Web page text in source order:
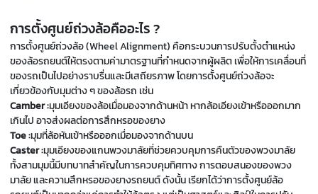
การตั้งศูนย์ถ่วงล้อคืออะไร ?
การตั้งศูนย์ถ่วงล้อ (Wheel Alignment) คือกระบวนการปรับตั้งตำแหน่ง
ของล้อรถยนต์ให้ตรงตามค่ามาตรฐานที่กำหนดจากผู้ผลิต เพื่อให้การเคลื่อนที่
ของรถเป็นไปอย่างราบรื่นและมีเสถียรภาพ โดยการตั้งศูนย์ถ่วงล้อจะ
เกี่ยวข้องกับมุมต่าง ๆ ของล้อรถ เช่น
Camber :มุมเอียงของล้อเมื่อมองจากด้านหน้า หากล้อเอียงเข้าหรือออกมาก
เกินไป อาจส่งผลต่อการสึกหรอของยาง
Toe :มุมที่ล้อหันเข้าหรือออกเมื่อมองจากด้านบน
Caster :มุมเอียงของแกนพวงมาลัยที่ช่วยควบคุมการคืนตัวของพวงมาลัย
ทั้งสามมุมนี้มีบทบาทสำคัญในการควบคุมทิศทาง การตอบสนองของพวง
มาลัย และความสึกหรอของยางรถยนต์ ดังนั้น เรียกได้ว่าการตั้งศูนย์ล้อ